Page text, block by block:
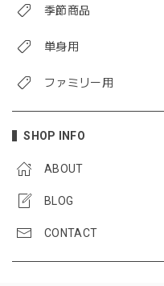
季節商品
単身用
ファミリー用
SHOP INFO
ABOUT
BLOG
CONTACT